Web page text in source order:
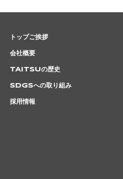
トップご挨拶
会社概要
TAITSUの歴史
SDGsへの取り組み
採用情報